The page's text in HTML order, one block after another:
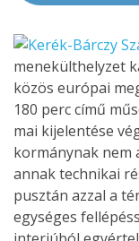
menekülthelyzet
közös európai
180 perc című
mai kijelentése
kormánynak nem
annak technikai
pusztán azzal a
egységes